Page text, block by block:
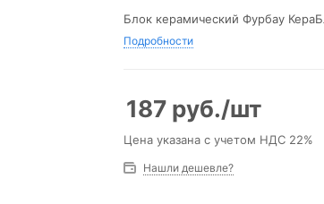
Блок керамический Фурбау
Подробности
187 руб./шт
Цена указана с учетом НДС 22%
Нашли дешевле?